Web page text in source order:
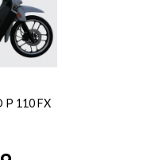
P 110 FX